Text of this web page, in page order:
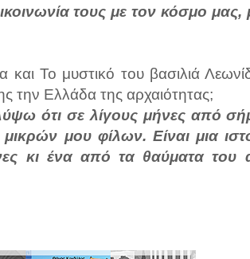
τους με τον κόσμο
Το μυστικό του βασιλιά
την Ελλάδα της αρχαιότητας;
ότι σε λίγους μήνες από
μου φίλων. Είναι μια
κι ένα από τα θαύματα του